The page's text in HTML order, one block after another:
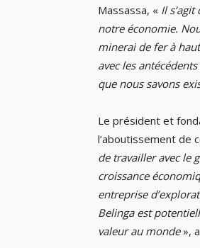
Massassa, « Il
notre économie.
minerai de fer à
avec les
que nous savons
Le président et
l’aboutissement de
de travailler avec le
croissance
entreprise
Belinga est
valeur au monde»,